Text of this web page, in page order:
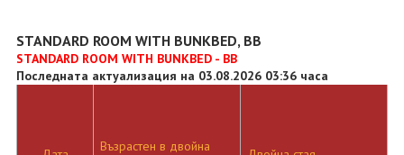
STANDARD ROOM WITH BUNKBED, BB
STANDARD ROOM WITH BUNKBED - BB
Последната актуализация на 03.08.2026 03:36 часа
Възрастен в двойна